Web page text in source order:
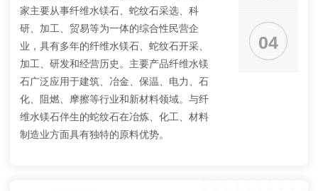
04
家主要从事纤维水镁石、蛇纹石采选、科
研、加工、贸易等为一体的综合性民营企
业，具有多年的纤维水镁石、蛇纹石开采、
加工、研发和经营历史。主要产品纤维水镁
石广泛应用于建筑、冶金、保温、电力、石
化、阻燃、摩擦等行业和新材料领域。与纤
维水镁石伴生的蛇纹石在冶炼、化工、材料
制造业方面具有独特的原料优势。
与采矿相配套的选矿厂
厂3座，年处理矿石40
上纤维水镁石1万吨，